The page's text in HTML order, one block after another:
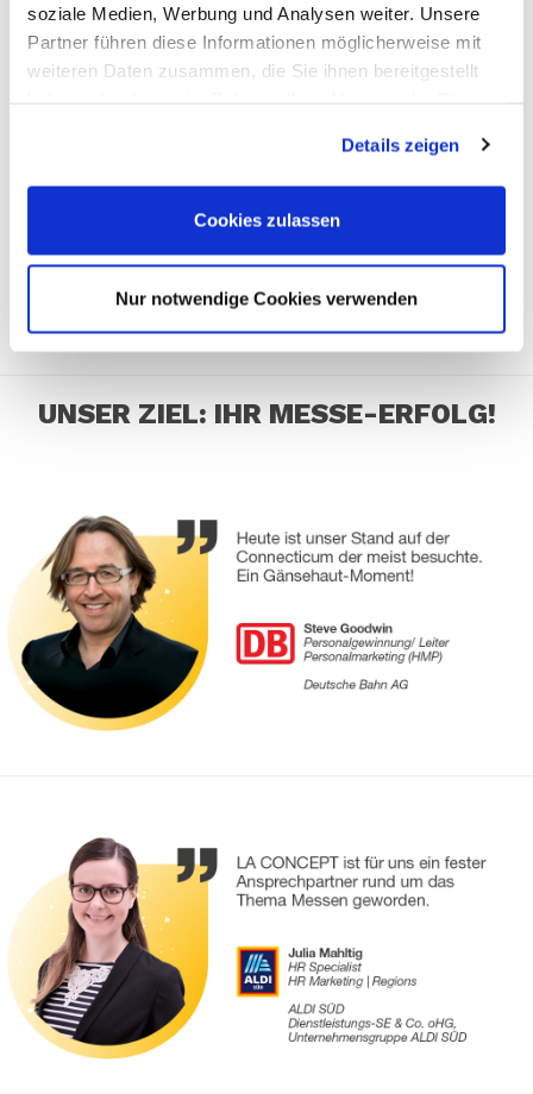
soziale Medien, Werbung und Analysen weiter. Unsere
Partner führen diese Informationen möglicherweise mit
weiteren Daten zusammen, die Sie ihnen bereitgestellt
Cookies, wenn Sie unsere Webseite weiterhin nutzen.
Details zeigen
Cookies zulassen
Nur notwendige Cookies verwenden
UNSER ZIEL: IHR MESSE-ERFOLG!